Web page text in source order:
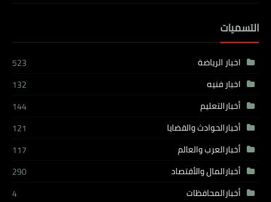
التسميات
اخبار الرياضة
523
اخبار فنيه
132
أخبارالتعليم
144
أخبارالحوادث والقضايا
121
أخبارالعرب والعالم
117
أخبارالمال والأقتصاد
290
أخبارالمحافظات
4